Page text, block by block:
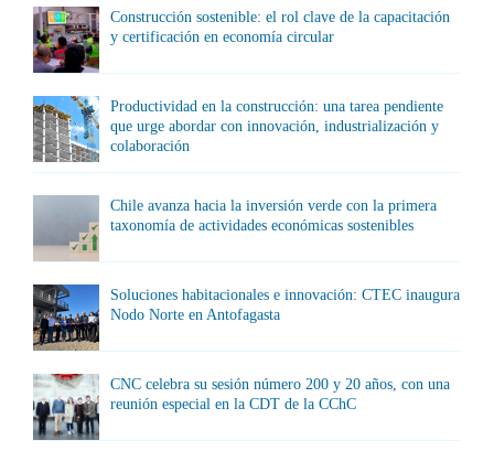
Construcción sostenible: el rol clave de la capacitación
y certificación en economía circular
Productividad en la construcción: una tarea pendiente
que urge abordar con innovación, industrialización y
colaboración
Chile avanza hacia la inversión verde con la primera
taxonomía de actividades económicas sostenibles
Soluciones habitacionales e innovación: CTEC inaugura
Nodo Norte en Antofagasta
CNC celebra su sesión número 200 y 20 años, con una
reunión especial en la CDT de la CChC